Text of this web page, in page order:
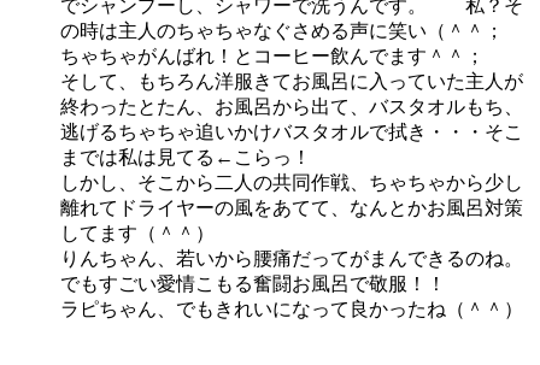
でシャンプーし、シャワーで洗うんです。 私？そ
の時は主人のちゃちゃなぐさめる声に笑い（＾＾；
ちゃちゃがんばれ！とコーヒー飲んでます＾＾；
そして、もちろん洋服きてお風呂に入っていた主人が
終わったとたん、お風呂から出て、バスタオルもち、
逃げるちゃちゃ追いかけバスタオルで拭き・・・そこ
までは私は見てる←こらっ！
しかし、そこから二人の共同作戦、ちゃちゃから少し
離れてドライヤーの風をあてて、なんとかお風呂対策
してます（＾＾）
りんちゃん、若いから腰痛だってがまんできるのね。
でもすごい愛情こもる奮闘お風呂で敬服！！
ラピちゃん、でもきれいになって良かったね（＾＾）